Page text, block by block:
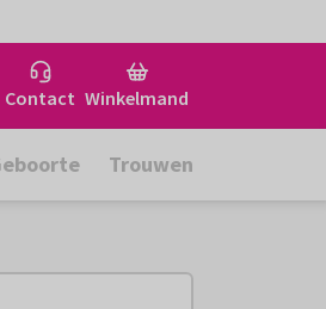
Contact Winkelmand
Trouwen